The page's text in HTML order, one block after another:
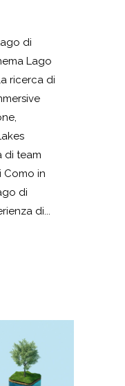
di
Lago
ricerca di
di team
Como in
di
di...